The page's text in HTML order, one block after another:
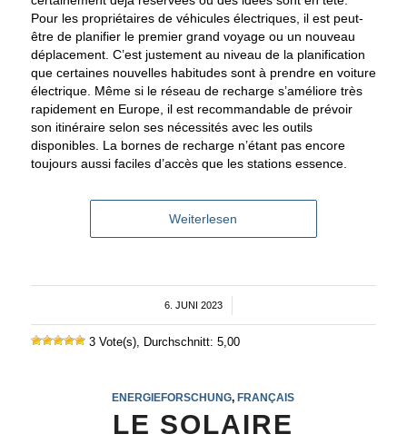
Pour les propriétaires de véhicules électriques, il est peut-
être de planifier le premier grand voyage ou un nouveau
déplacement. C’est justement au niveau de la planification
que certaines nouvelles habitudes sont à prendre en voiture
électrique. Même si le réseau de recharge s’améliore très
rapidement en Europe, il est recommandable de prévoir
son itinéraire selon ses nécessités avec les outils
disponibles. La bornes de recharge n’étant pas encore
toujours aussi faciles d’accès que les stations essence.
Weiterlesen
6. JUNI 2023
/
3 Vote(s), Durchschnitt: 5,00
ENERGIEFORSCHUNG, FRANÇAIS
LE SOLAIRE